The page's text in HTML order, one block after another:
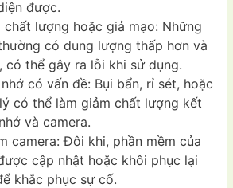
được.
chất lượng hoặc giả mạo: Những
có dung lượng thấp hơn và
có thể gây ra lỗi khi sử dụng.
có vấn đề: Bụi bẩn, rỉ sét, hoặc
có thể làm giảm chất lượng kết
và camera.
camera: Đôi khi, phần mềm của
cập nhật hoặc khôi phục lại
khắc phục sự cố.